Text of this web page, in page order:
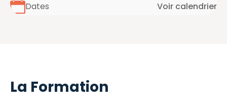
Dates
Voir calendrier
La Formation